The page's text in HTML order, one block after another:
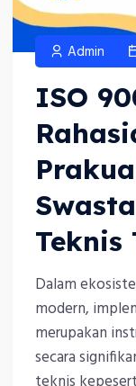
Admin
ISO
Teknis
Dalam
modern,
merupakan
secara